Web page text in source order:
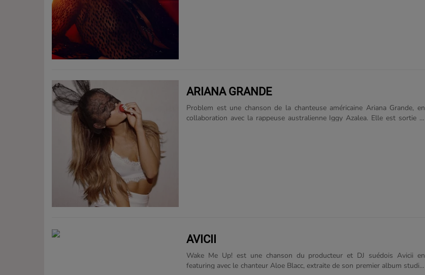
ARIANA GRANDE
Problem est une chanson de la chanteuse américaine Ariana Grande, en
collaboration avec la rappeuse australienne Iggy Azalea. Elle est sortie le
AVICII
Wake Me Up! est une chanson du producteur et DJ suédois Avicii en
featuring avec le chanteur Aloe Blacc, extraite de son premier album studio,